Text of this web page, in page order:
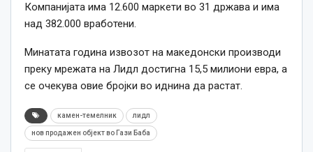
Компанијата има 12.600 маркети во 31 држава и има
над 382.000 вработени.
Минатата година извозот на македонски производи
преку мрежата на Лидл достигна 15,5 милиони евра, а
се очекува овие бројки во иднина да растат.
камен-темелник лидл
нов продажен објект во Гази Баба